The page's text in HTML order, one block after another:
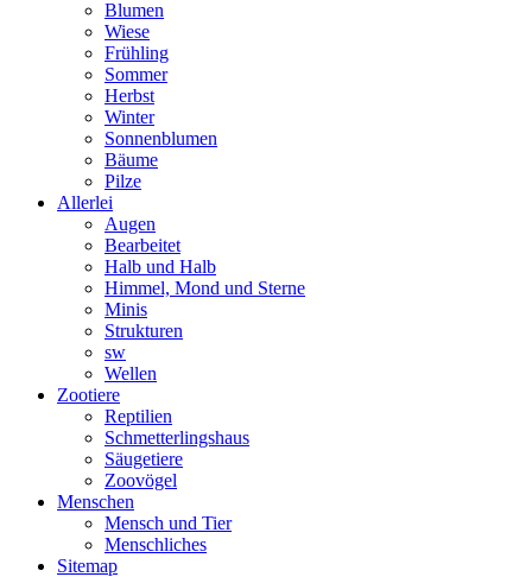
Blumen
Wiese
Frühling
Sommer
Herbst
Winter
Sonnenblumen
Bäume
Pilze
Allerlei
Augen
Bearbeitet
Halb und Halb
Himmel, Mond und Sterne
Minis
Strukturen
sw
Wellen
Zootiere
Reptilien
Schmetterlingshaus
Säugetiere
Zoovögel
Menschen
Mensch und Tier
Menschliches
Sitemap